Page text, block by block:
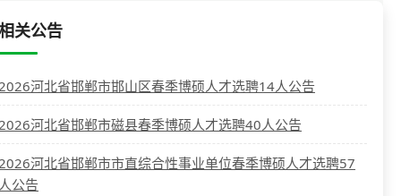
关公告
河北省邯郸市邯山区春季博硕人才选聘14人公告
河北省邯郸市磁县春季博硕人才选聘40人公告
河北省邯郸市市直综合性事业单位春季博硕人才选聘57
公告